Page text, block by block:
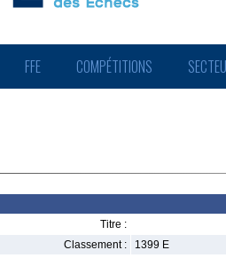
FFE COMPÉTITIONS
Titre :
Classement :
1399 E